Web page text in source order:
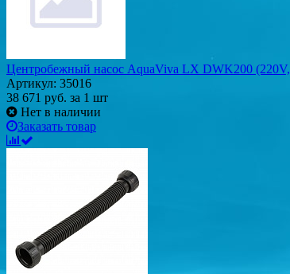
Центробежный насос AquaViva LX DWK200
Артикул: 35016
38 671 руб. за 1 шт
Нет в наличии
Заказать товар